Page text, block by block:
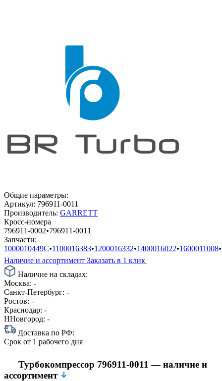
Общие параметры:
Артикул: 796911-0011
Производитель: GARRETT
Кросс-номера
796911-0002•796911-0011
Запчасти:
1000010449C•1100016383•1200016332•1400016022•1600011008•
Наличие и ассортимент Заказать в 1 клик
Наличие на складах:
Москва: -
Санкт-Петербург: -
Ростов: -
Краснодар: -
ННовгород: -
Доставка по РФ:
Срок от 1 рабочего дня
Турбокомпрессор 796911-0011 — наличие и
ассортимент